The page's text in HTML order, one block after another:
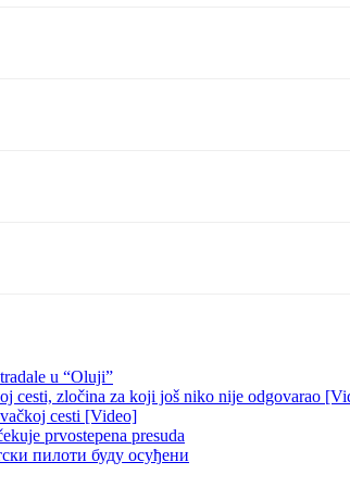
u “Oluji”
cesti, zločina za koji još niko nije odgovarao
cesti [Video]
prvostepena presuda
пилоти буду осуђени